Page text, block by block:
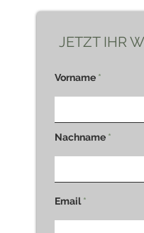
JETZT IHR
Vorname
Nachname
Email